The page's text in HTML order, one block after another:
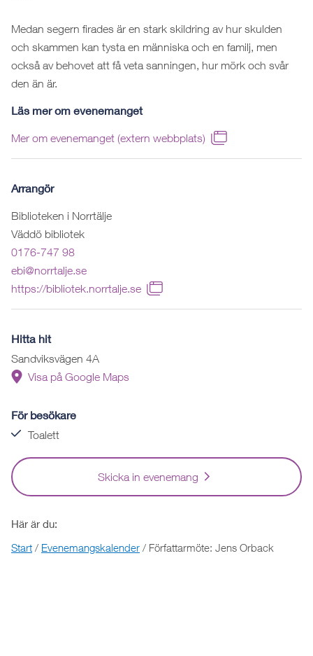
Medan segern firades är en stark skildring av hur skulden
och skammen kan tysta en människa och en familj, men
också av behovet att få veta sanningen, hur mörk och svår
den än är.
Läs mer om evenemanget
Mer om evenemanget (extern webbplats)
Arrangör
Biblioteken i Norrtälje
Väddö bibliotek
0176-747 98
ebi@norrtalje.se
https://bibliotek.norrtalje.se
Hitta hit
Sandviksvägen 4A
Visa på Google Maps
För besökare
Toalett
Skicka in evenemang
Här är du:
Start / Evenemangskalender / Författarmöte: Jens Orback